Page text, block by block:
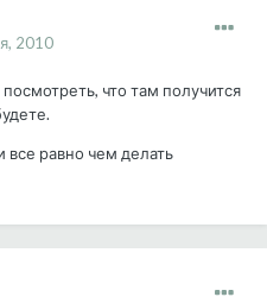
2010
что там получится
все равно чем делать